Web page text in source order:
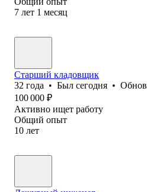
7 лет 1 месяц
Старший кладовщик
32 года • Был сегодня •
100 000 ₽
Активно ищет работу
Общий опыт
10 лет